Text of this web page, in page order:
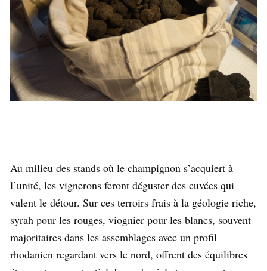
Au milieu des stands où le champignon s’acquiert à
l’unité, les vignerons feront déguster des cuvées qui
valent le détour. Sur ces terroirs frais à la géologie riche,
syrah pour les rouges, viognier pour les blancs, souvent
majoritaires dans les assemblages avec un profil
rhodanien regardant vers le nord, offrent des équilibres